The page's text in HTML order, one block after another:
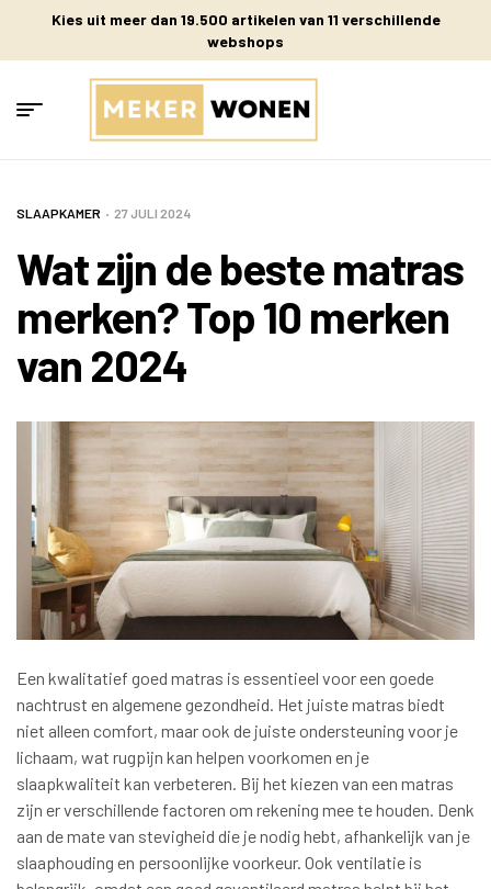
Kies uit meer dan 19.500 artikelen van 11 verschillende
webshops
SLAAPKAMER 27 JULI 2024
Wat zijn de beste matras
merken? Top 10 merken
van 2024
Een kwalitatief goed matras is essentieel voor een goede
nachtrust en algemene gezondheid. Het juiste matras biedt
niet alleen comfort, maar ook de juiste ondersteuning voor je
lichaam, wat rugpijn kan helpen voorkomen en je
slaapkwaliteit kan verbeteren. Bij het kiezen van een matras
zijn er verschillende factoren om rekening mee te houden. Denk
aan de mate van stevigheid die je nodig hebt, afhankelijk van je
slaaphouding en persoonlijke voorkeur. Ook ventilatie is